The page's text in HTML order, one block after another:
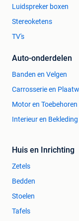
Luidspreker boxen
Stereoketens
TV's
Auto-onderdelen
Banden en Velgen
Carrosserie en
Motor en Toebehoren
Interieur en Bekleding
Huis en Inrichting
Zetels
Bedden
Stoelen
Tafels